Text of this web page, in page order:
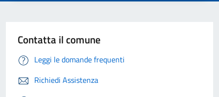
Contatta il comune
Leggi le domande frequenti
Richiedi Assistenza